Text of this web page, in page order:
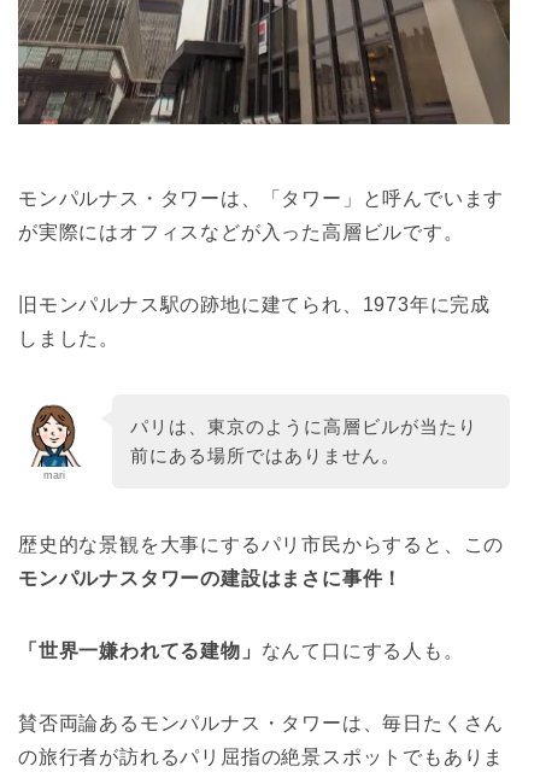
モンパルナス・タワーは、「タワー」と呼んでいます
が実際にはオフィスなどが入った高層ビルです。
旧モンパルナス駅の跡地に建てられ、1973年に完成
しました。
mari
パリは、東京のように高層ビルが当たり
前にある場所ではありません。
歴史的な景観を大事にするパリ市民からすると、この
モンパルナスタワーの建設はまさに事件！
「世界一嫌われてる建物」 なんて口にする人も。
賛否両論あるモンパルナス・タワーは、毎日たくさん
の旅行者が訪れるパリ屈指の絶景スポットでもありま